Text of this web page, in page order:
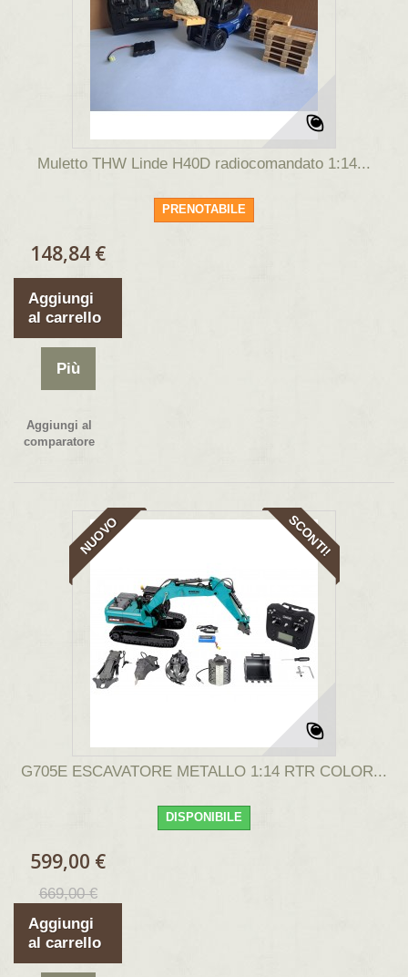
Muletto THW Linde H40D radiocomandato 1:14...
PRENOTABILE
148,84 €
Aggiungi
al carrello
Più
Aggiungi al
comparatore
NUOVO SCONTI!
G705E ESCAVATORE METALLO 1:14 RTR COLOR...
DISPONIBILE
599,00 €
669,00 €
Aggiungi
al carrello